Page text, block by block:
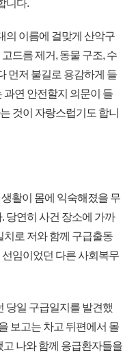
니다.
의 이름에 걸맞게 산악구
드름 제거, 동물 구조, 수
먼저 불길로 용감하게 들
연 안전할지 의문이 들
것이 자랑스럽기도 합니
활이 몸에 익숙해졌을 무
당연히 사건 장소에 가까
로 저와 함께 구급출동
임이었던 다른 사회복무
당일 구급일지를 발견했
보고는 차고 뒤편에서 몰
나와 함께 응급환자들을